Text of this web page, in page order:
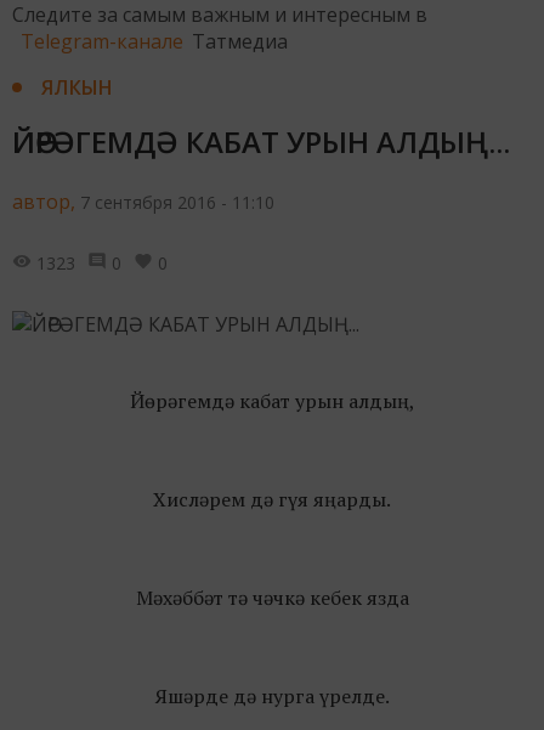
Следите за самым важным и интересным в
Telegram-канале Татмедиа
ЯЛКЫН
ЙӨРӘГЕМДӘ КАБАТ УРЫН АЛДЫҢ...
автор, 7 сентября 2016 - 11:10
1323 0 0
Йөрәгемдә кабат урын алдың,
Хисләрем дә гүя яңарды.
Мәхәббәт тә чәчкә кебек язда
Яшәрде дә нурга үрелде.